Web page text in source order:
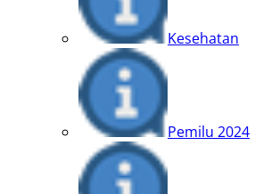
Kesehatan
Pemilu 2024